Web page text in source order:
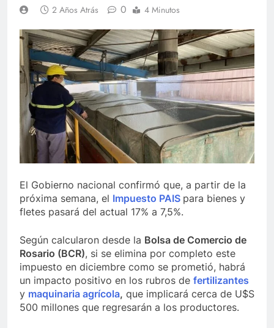
2 Años Atrás 0 4 Minutos
El Gobierno nacional confirmó que, a partir de la
próxima semana, el Impuesto PAIS para bienes y
fletes pasará del actual 17% a 7,5%.
Según calcularon desde la Bolsa de Comercio de
Rosario (BCR), si se elimina por completo este
impuesto en diciembre como se prometió, habrá
un impacto positivo en los rubros de fertilizantes
y maquinaria agrícola, que implicará cerca de U$S
500 millones que regresarán a los productores.